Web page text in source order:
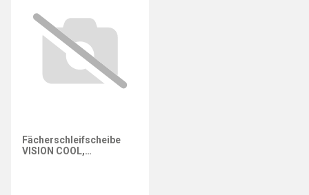
Fächerschleifscheibe
VISION COOL,